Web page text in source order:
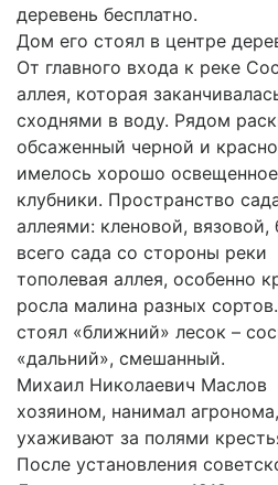
деревень бесплатно.
Дом его стоял в центре
От главного входа к реке
аллея, которая
сходнями в воду. Рядом
обсаженный черной и
имелось хорошо
клубники. Пространство
аллеями: кленовой, вязовой,
всего сада со стороны
тополевая аллея, особенно
росла малина разных
стоял «ближний» лесок –
«дальний», смешанный.
Михаил Николаевич Маслов
хозяином, нанимал
ухаживают за полями
После установления